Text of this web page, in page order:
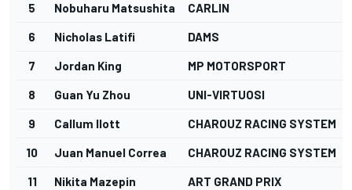
5 Nobuharu Matsushita CARLIN
6 Nicholas Latifi DAMS
7 Jordan King MP MOTORSPORT
8 Guan Yu Zhou UNI-VIRTUOSI
9 Callum Ilott CHAROUZ RACING SYSTEM
10 Juan Manuel Correa CHAROUZ RACING SYSTEM
11 Nikita Mazepin ART GRAND PRIX